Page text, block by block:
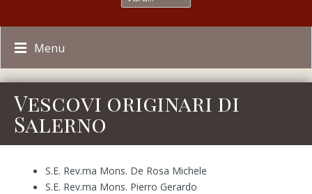
Menu
Vescovi originari di
Salerno
S.E. Rev.ma Mons. De Rosa Michele
S.E. Rev.ma Mons. Pierro Gerardo